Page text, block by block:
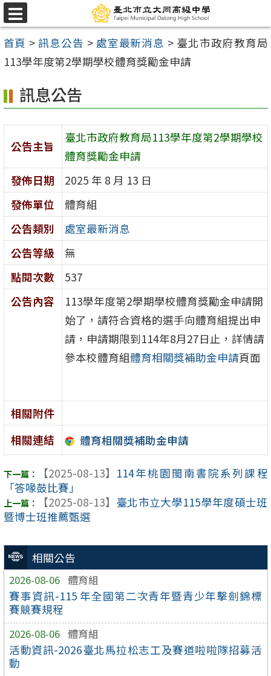
跳
至
主
要
容
區
選
單
首頁 >訊息公告 > 處室最新消息 > 臺北市政府教育局
113學年度第2學期學校體育獎勵金申請
相關公告
2026-08-06 體育組
賽事資訊-115 年全國第二次青年暨青少年擊劍錦標
賽競賽規程
2026-08-06 體育組
活動資訊-2026臺北馬拉松志工及賽道啦啦隊招募活
動
訊息公告
公告主旨
臺北市政府教育局113學年度第2學期學校
體育獎勵金申請
發佈日期
2025 年 8 月 13 日
發佈單位
體育組
公告類別
處室最新消息
公告等級
無
點閱次數
537
公告內容
113學年度第2學期學校體育獎勵金申請開
始了，請符合資格的選手向體育組提出申
請，申請期限到114年8月27日止，詳情請
參本校體育組體育相關獎補助金申請頁面
相關附件
相關連結
體育相關獎補助金申請
【2025-08-13】 114年桃園閩南書院系列課程
「答喙鼓比賽」
【2025-08-13】 臺北市立大學115學年度碩士班
暨博士班推薦甄選